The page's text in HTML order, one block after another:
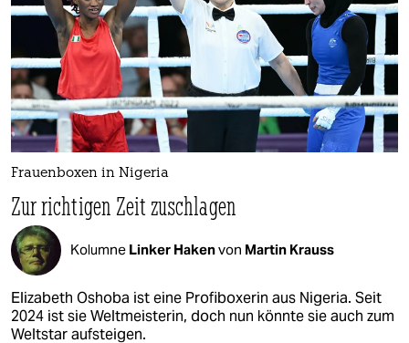
Frauenboxen in Nigeria
Zur richtigen Zeit zuschlagen
Kolumne Linker Hakenvon Martin Krauss
Elizabeth Oshoba ist eine Profiboxerin aus Nigeria. Seit
2024 ist sie Weltmeisterin, doch nun könnte sie auch zum
Weltstar aufsteigen.